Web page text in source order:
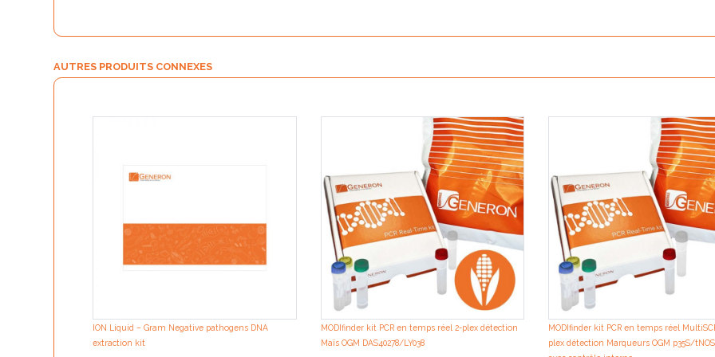
AUTRES PRODUITS CONNEXES
ION Liquid – Gram Negative pathogens DNA
extraction kit
MODIfinder kit PCR en temps réel 2-plex détection
Maïs OGM DAS40278/LY038
MODIfinder kit PCR en temps réel
plex détection Marqueurs OGM p35S/